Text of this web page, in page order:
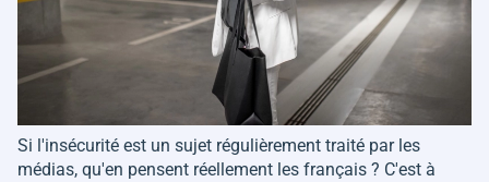
Si l'insécurité est un sujet régulièrement traité par les
médias, qu'en pensent réellement les français ? C'est à